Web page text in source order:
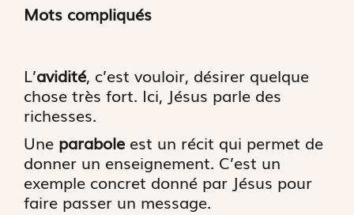
Mots compliqués
L’avidité, c’est vouloir, désirer quelque
chose très fort. Ici, Jésus parle des
richesses.
Une parabole est un récit qui permet de
donner un enseignement. C’est un
exemple concret donné par Jésus pour
faire passer un message.